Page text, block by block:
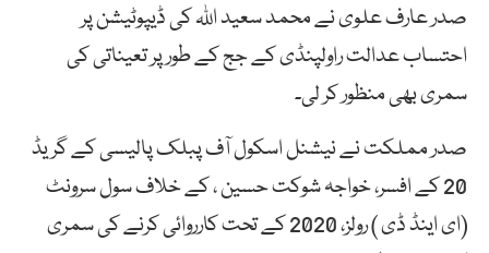
صدر عارف علوی نے محمد سعید اللہ کی ڈیپوٹیشن پر
احتساب عدالت راولپنڈی کے جج کے طور پر تعیناتی کی
سمری بھی منظور کر لی۔
صدر مملکت نے نیشنل اسکول آف پبلک پالیسی کے گریڈ
20 کے افسر، خواجہ شوکت حسین ، کے خلاف سول سرونٹ
(ای اینڈ ڈی ) رولز، 2020 کے تحت کارروائی کرنے کی سمری